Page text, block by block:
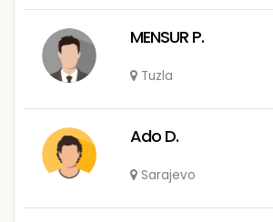
MENSUR P.
Tuzla
Ado D.
Sarajevo